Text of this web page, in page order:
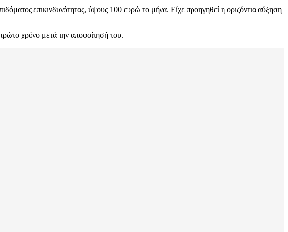
επικινδυνότητας, ύψους 100 ευρώ το μήνα. Είχε προηγηθεί η οριζόντια αύξηση
χρόνο μετά την αποφοίτησή του.